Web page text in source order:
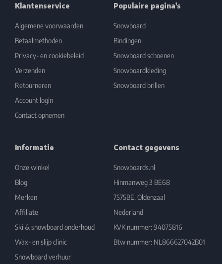
Klantenservice
Algemene voorwaarden
Betaalmethoden
Privacy- en cookiebeleid
Verzenden
Retourneren
Account login
Contact opnemen
Populaire pagina's
Snowboard
Bindingen
Snowboard schoenen
Snowboardkleding
Snowboard brillen
Informatie
Onze winkel
Blog
Merken
Affiliate
Ski & snowboard onderhoud
Wax- en slijp clinic
Snowboard verhuur
Contact gegevens
Snowboards.nl
Hinmanweg 3 BE68
7575BE, Oldenzaal
Nederland
KVK nummer: 94075816
Btw nummer: NL866627042B01